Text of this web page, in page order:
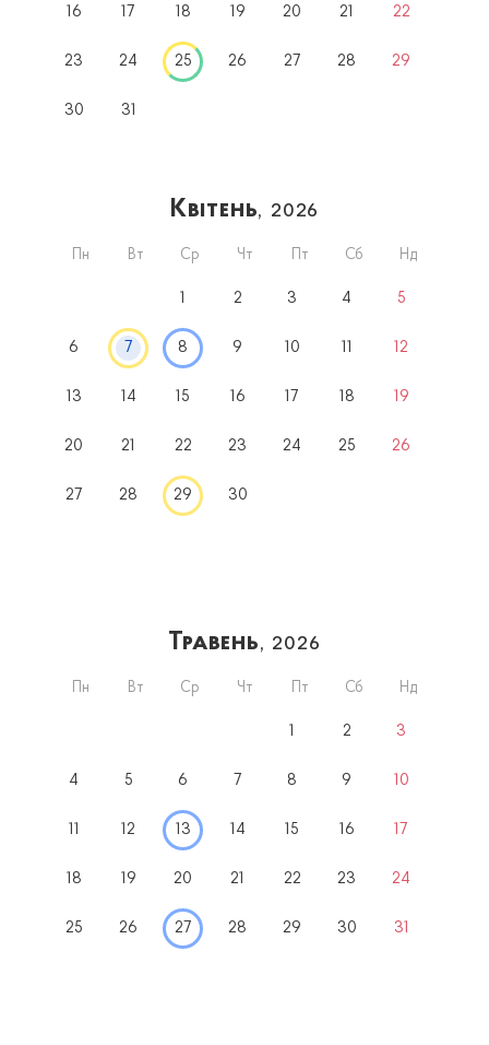
16 17 18 19 20 21 22
23 24 25 26 27 28 29
30 31
Квітень, 2026
Пн Вт Ср Чт Пт Сб Нд
1 2 3 4 5
6 7 8 9 10 11 12
13 14 15 16 17 18 19
20 21 22 23 24 25 26
27 28 29 30
Травень, 2026
Пн Вт Ср Чт Пт Сб Нд
1 2 3
4 5 6 7 8 9 10
11 12 13 14 15 16 17
18 19 20 21 22 23 24
25 26 27 28 29 30 31